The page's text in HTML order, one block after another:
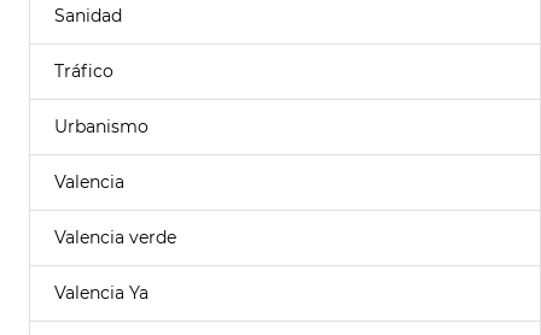
Sanidad
Tráfico
Urbanismo
Valencia
Valencia verde
Valencia Ya